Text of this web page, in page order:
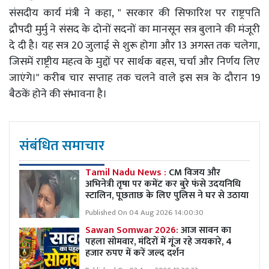
संसदीय कार्य मंत्री ने कहा, " सरकार की सिफारिश पर राष्ट्रपति
द्रौपदी मुर्मु ने संसद के दोनों सदनों का मानसून सत्र बुलाने की मंजूरी
दे दी है। यह सत्र 20 जुलाई से शुरू होगा और 13 अगस्त तक चलेगा,
जिसमें राष्ट्रीय महत्व के मुद्दों पर सार्थक बहस, चर्चा और निर्णय लिए
जाएंगे।" करीब चार सप्ताह तक चलने वाले इस सत्र के दौरान 19
बैठकें होने की संभावना है।
संबंधित समाचार
Tamil Nadu News : CM विजय और
अभिनेत्री तृषा पर कमेंट कर बुरे फंसे उदयनिधि
स्टालिन, पूछताछ के लिए पुलिस ने घर से उठाया
Published On 04 Aug 2026 14:00:30
Sawan Somwar 2026:आज सावन का
पहला सोमवार, मंदिरों में गूंज रहे जयकारे, 4
हजार रुपए में करें जल्द दर्शन